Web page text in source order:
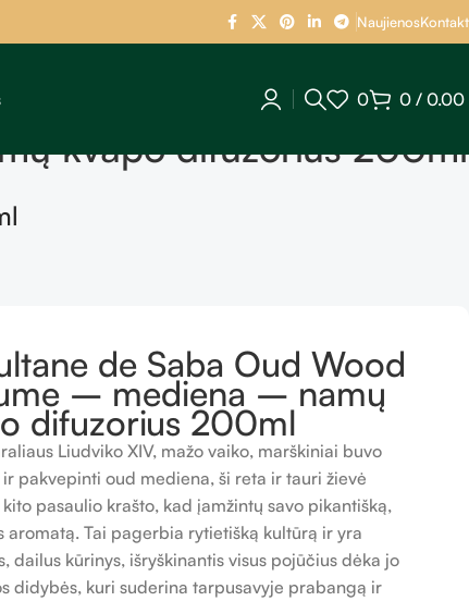
Naujienos
0 0 / 0.00
kvapo difuzorius 200ml
de Saba Oud Wood
– mediena – namų
difuzorius 200ml
Liudviko XIV, mažo vaiko, marškiniai buvo
ir pakvepinti oud mediena, ši reta ir tauri žievė
pasaulio krašto, kad įamžintų savo pikantišką,
aromatą. Tai pagerbia rytietišką kultūrą ir yra
dailus kūrinys, išryškinantis visus pojūčius dėka jo
didybės, kuri suderina tarpusavyje prabangą ir